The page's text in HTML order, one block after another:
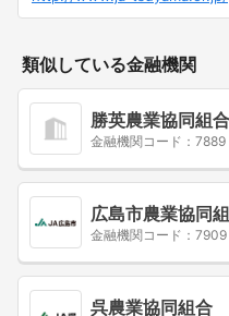
類似している金融機関
勝英農業協同組合
金融機関コード：7889
広島市農業協同
金融機関コード：7909
呉農業協同組合